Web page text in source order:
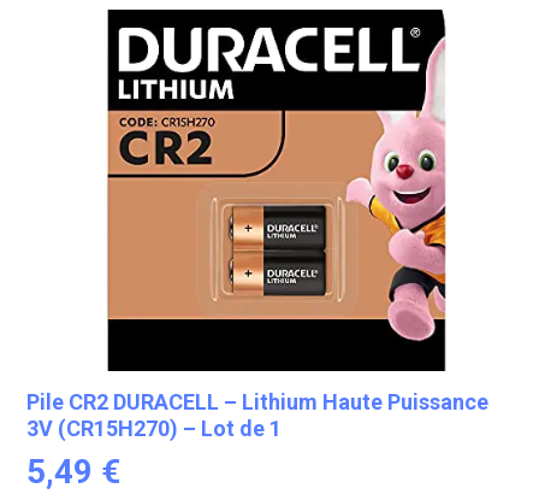
Pile CR2 DURACELL – Lithium Haute Puissance
3V (CR15H270) – Lot de 1
5,49 €